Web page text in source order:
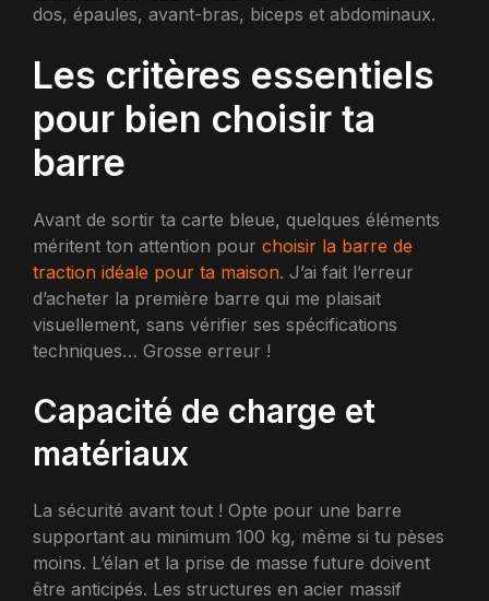
dos, épaules, avant-bras, biceps et abdominaux.
Les critères essentiels
pour bien choisir ta
barre
Avant de sortir ta carte bleue, quelques éléments
méritent ton attention pour choisir la barre de
traction idéale pour ta maison. J’ai fait l’erreur
d’acheter la première barre qui me plaisait
visuellement, sans vérifier ses spécifications
techniques… Grosse erreur !
Capacité de charge et
matériaux
La sécurité avant tout ! Opte pour une barre
supportant au minimum 100 kg, même si tu pèses
moins. L’élan et la prise de masse future doivent
être anticipés. Les structures en acier massif